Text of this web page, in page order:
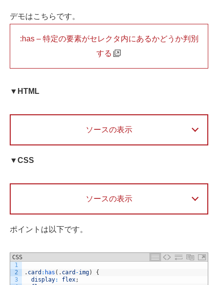
デモはこちらです。
:has – 特定の要素がセレクタ内にあるかどうか判別
する
▼HTML
ソースの表示
▼CSS
ソースの表示
ポイントは以下です。
CSS
1
2
3
. card : has ( . card -img)
{
display: flex;